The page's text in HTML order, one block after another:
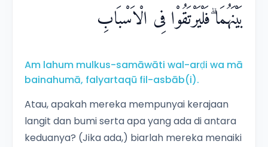
بَيْنَهُمَا ۗفَلْيَرْتَقُوْا فِى الْاَسْبَابِ
Am lahum mulkus-samāwāti wal-arḍi wa mā
bainahumā, falyartaqū fil-asbāb(i).
Atau, apakah mereka mempunyai kerajaan
langit dan bumi serta apa yang ada di antara
keduanya? (Jika ada,) biarlah mereka menaiki